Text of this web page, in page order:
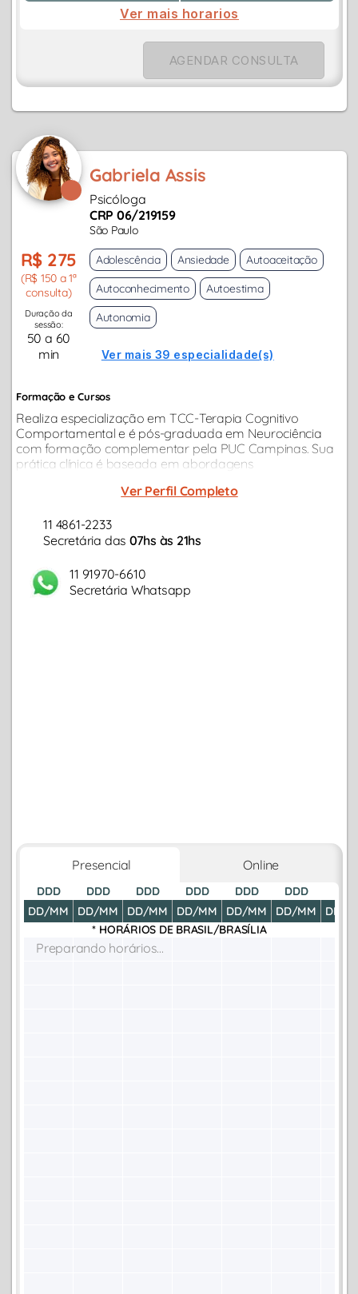
Ver mais horarios
AGENDAR CONSULTA
Gabriela Assis
Psicóloga
CRP 06/219159
São Paulo
R$ 275
(R$ 150 a 1ª
consulta)
Duração da
sessão:
50 a 60
min
Adolescência Ansiedade
Autoaceitação
Autoconhecimento
Autoestima
Autonomia
Ver mais 39 especialidade(s)
Formação e Cursos
Realiza especialização em TCC-Terapia Cognitivo
Comportamental e é pós-graduada em Neurociência
com formação complementar pela PUC Campinas. Sua
prática clínica é baseada em abordagens
demandas relacionamento, ansiedade, questões
Ver Perfil Completo
11 4861-2233
Secretária das 07hs às 21hs
11 91970-6610
Secretária Whatsapp
Presencial Online
DDD
DD/MM
DDD
DD/MM
DDD
DD/MM
DDD
DD/MM
DDD
DD/MM
DDD
DD/MM
DD/
* HORÁRIOS DE BRASIL/BRASÍLIA
Preparando horários...